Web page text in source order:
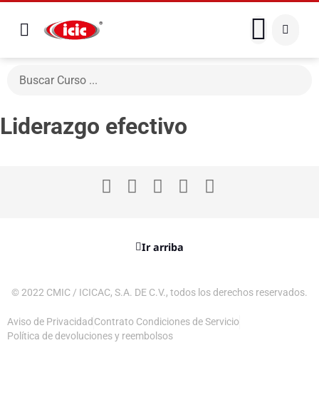
Liderazgo efectivo
Ir arriba
© 2022 CMIC / ICICAC, S.A. DE C.V., todos los derechos reservados.
Aviso de Privacidad Contrato Condiciones de Servicio
Política de devoluciones y reembolsos